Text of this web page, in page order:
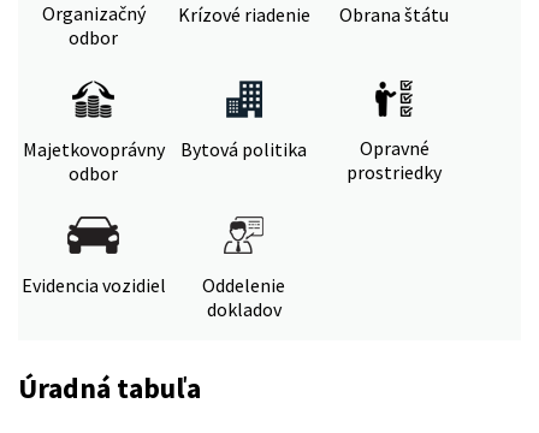
Organizačný
odbor
Krízové riadenie Obrana štátu
Majetkovoprávny
odbor
Bytová politika
Opravné
prostriedky
Evidencia vozidiel
Oddelenie
dokladov
Úradná tabuľa